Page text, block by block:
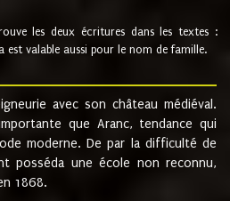
les deux écritures dans les textes :
valable aussi pour le nom de famille.
avec son château médiéval.
que Aranc, tendance qui
moderne. De par la difficulté de
posséda une école non reconnu,
1868.